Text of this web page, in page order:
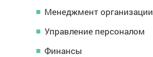
Менеджмент организации
Управление персоналом
Финансы